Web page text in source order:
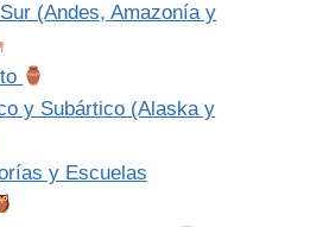
(Andes, Amazonía y
y Subártico (Alaska y
y Escuelas